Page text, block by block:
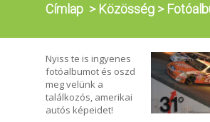
Címlap > Közösség >
Nyiss te is ingyenes
fotóalbumot és oszd
meg velünk a
találkozós, amerikai
autós képeidet!